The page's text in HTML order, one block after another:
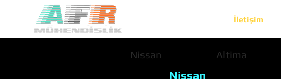
İletişim
Nissan Altima
Nissan